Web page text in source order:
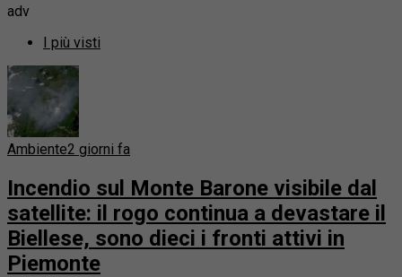
adv
I più visti
Ambiente2 giorni fa
Incendio sul Monte Barone visibile dal
satellite: il rogo continua a devastare il
Biellese, sono dieci i fronti attivi in
Piemonte